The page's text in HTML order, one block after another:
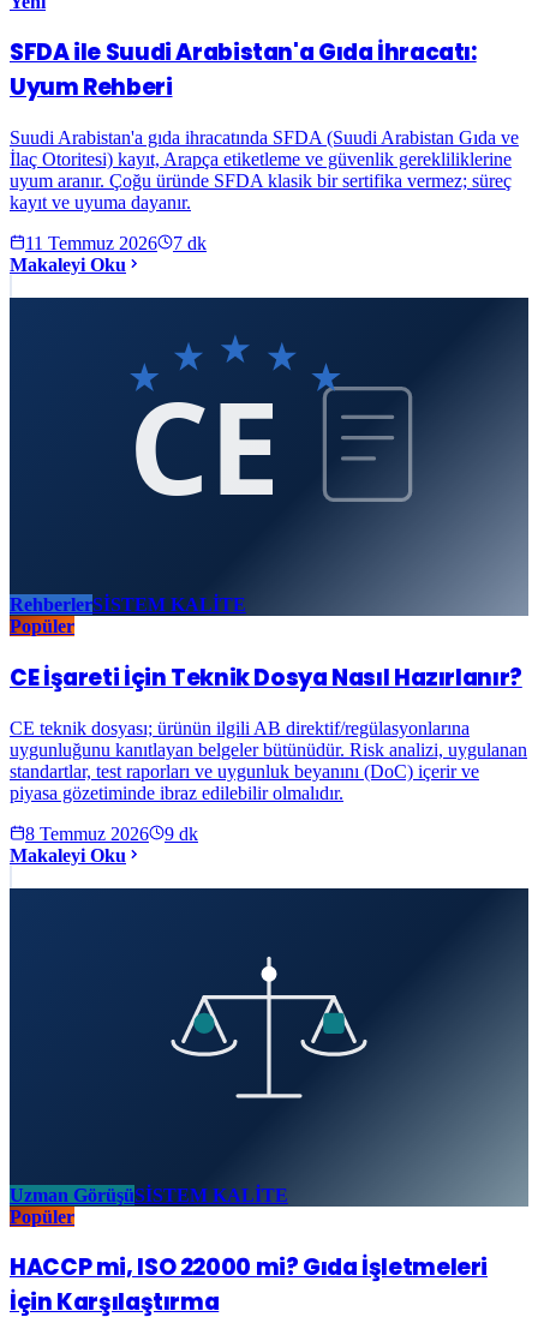
SFDA ile Suudi Arabistan'a Gıda İhracatı:
Uyum Rehberi
Suudi Arabistan'a gıda ihracatında SFDA (Suudi Arabistan Gıda ve
İlaç Otoritesi) kayıt, Arapça etiketleme ve güvenlik gerekliliklerine
uyum aranır. Çoğu üründe SFDA klasik bir sertifika vermez; süreç
kayıt ve uyuma dayanır.
11 Temmuz 2026
7 dk
Makaleyi Oku
CE
RehberlerSİSTEM KALİTE
Popüler
CE İşareti İçin Teknik Dosya Nasıl Hazırlanır?
CE teknik dosyası; ürünün ilgili AB direktif/regülasyonlarına
uygunluğunu kanıtlayan belgeler bütünüdür. Risk analizi, uygulanan
standartlar, test raporları ve uygunluk beyanını (DoC) içerir ve
piyasa gözetiminde ibraz edilebilir olmalıdır.
8 Temmuz 2026
9 dk
Makaleyi Oku
Uzman GörüşüSİSTEM KALİTE
Popüler
HACCP mi, ISO 22000 mi? Gıda İşletmeleri
İçin Karşılaştırma